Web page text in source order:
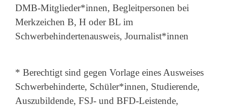
DMB-Mitglieder*innen, Begleitpersonen bei
Merkzeichen B, H oder BL im
Schwerbehindertenausweis, Journalist*innen
* Berechtigt sind gegen Vorlage eines Ausweises
Schwerbehinderte, Schüler*innen, Studierende,
Auszubildende, FSJ- und BFD-Leistende,